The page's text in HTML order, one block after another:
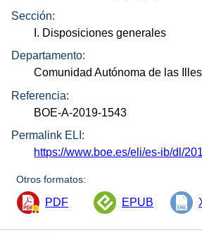
Sección:
I. Disposiciones generales
Departamento:
Comunidad Autónoma de las
Referencia:
BOE-A-2019-1543
Permalink ELI:
https://www.boe.es/eli/es-ib/dl/
Otros formatos:
PDF EPUB